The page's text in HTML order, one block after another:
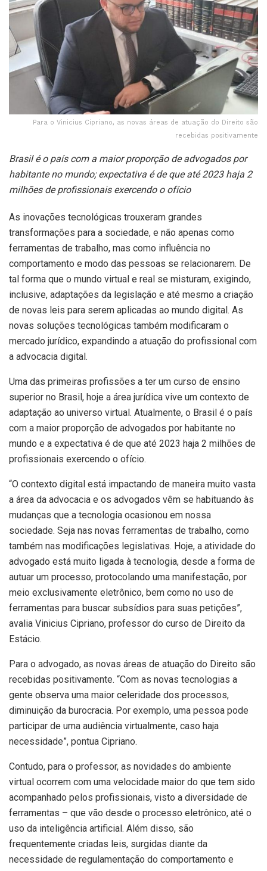
Para o Vinicius Cipriano, as novas áreas de atuação do Direito são
recebidas positivamente
Brasil é o país com a maior proporção de advogados por
habitante no mundo; expectativa é de que até 2023 haja 2
milhões de profissionais exercendo o ofício
As inovações tecnológicas trouxeram grandes
transformações para a sociedade, e não apenas como
ferramentas de trabalho, mas como influência no
comportamento e modo das pessoas se relacionarem. De
tal forma que o mundo virtual e real se misturam, exigindo,
inclusive, adaptações da legislação e até mesmo a criação
de novas leis para serem aplicadas ao mundo digital. As
novas soluções tecnológicas também modificaram o
mercado jurídico, expandindo a atuação do profissional com
a advocacia digital.
Uma das primeiras profissões a ter um curso de ensino
superior no Brasil, hoje a área jurídica vive um contexto de
adaptação ao universo virtual. Atualmente, o Brasil é o país
com a maior proporção de advogados por habitante no
mundo e a expectativa é de que até 2023 haja 2 milhões de
profissionais exercendo o ofício.
“O contexto digital está impactando de maneira muito vasta
a área da advocacia e os advogados vêm se habituando às
mudanças que a tecnologia ocasionou em nossa
sociedade. Seja nas novas ferramentas de trabalho, como
também nas modificações legislativas. Hoje, a atividade do
advogado está muito ligada à tecnologia, desde a forma de
autuar um processo, protocolando uma manifestação, por
meio exclusivamente eletrônico, bem como no uso de
ferramentas para buscar subsídios para suas petições”,
avalia Vinicius Cipriano, professor do curso de Direito da
Estácio.
Para o advogado, as novas áreas de atuação do Direito são
recebidas positivamente. “Com as novas tecnologias a
gente observa uma maior celeridade dos processos,
diminuição da burocracia. Por exemplo, uma pessoa pode
participar de uma audiência virtualmente, caso haja
necessidade”, pontua Cipriano.
Contudo, para o professor, as novidades do ambiente
virtual ocorrem com uma velocidade maior do que tem sido
acompanhado pelos profissionais, visto a diversidade de
ferramentas – que vão desde o processo eletrônico, até o
uso da inteligência artificial. Além disso, são
frequentemente criadas leis, surgidas diante da
necessidade de regulamentação do comportamento e